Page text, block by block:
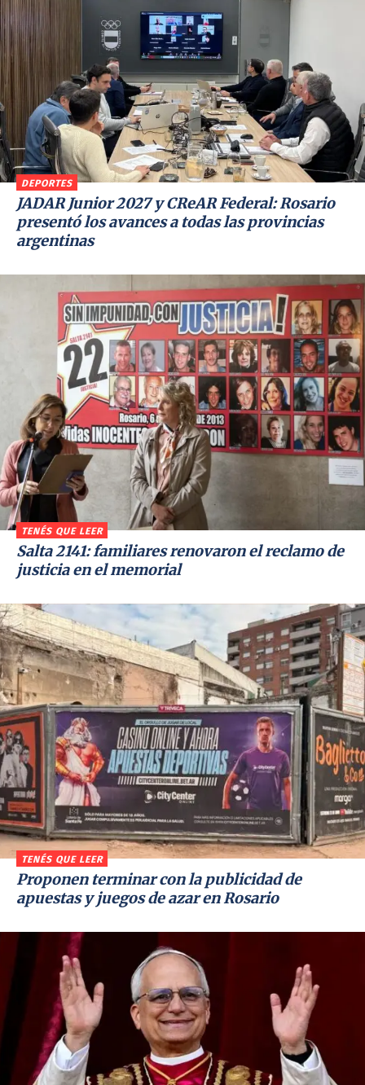
DEPORTES
JADAR Junior 2027 y CReAR Federal: Rosario
presentó los avances a todas las provincias
argentinas
TENÉS QUE LEER
Salta 2141: familiares renovaron el reclamo de
justicia en el memorial
TENÉS QUE LEER
Proponen terminar con la publicidad de
apuestas y juegos de azar en Rosario